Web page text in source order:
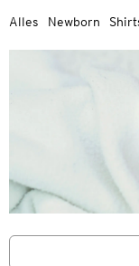
Alles Newborn